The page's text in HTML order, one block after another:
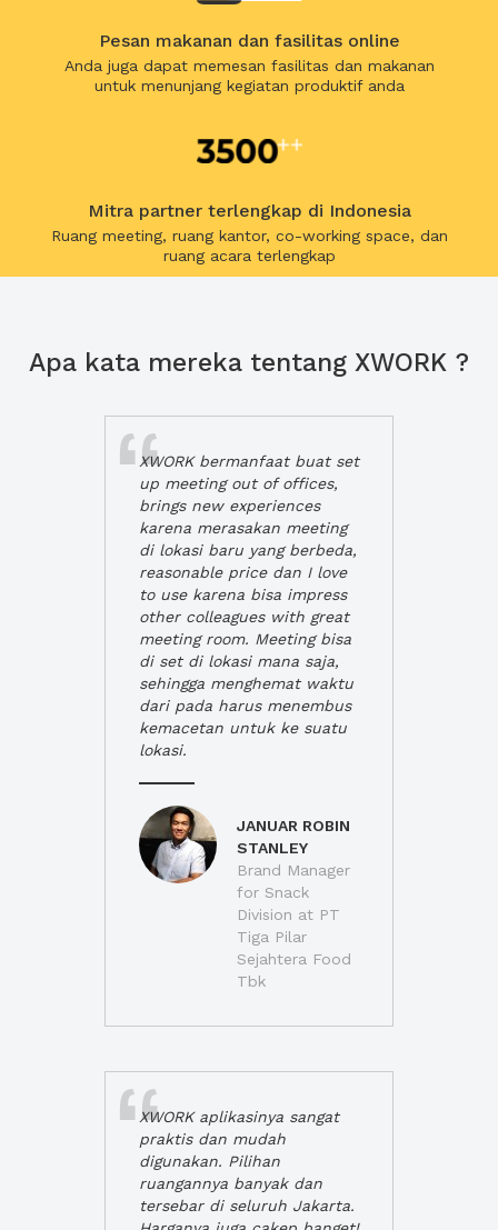
Pesan makanan dan fasilitas online
Anda juga dapat memesan fasilitas dan makanan
untuk menunjang kegiatan produktif anda
Mitra partner terlengkap di Indonesia
Ruang meeting, ruang kantor, co-working space, dan
ruang acara terlengkap
Apa kata mereka tentang XWORK ?
XWORK bermanfaat buat set
up meeting out of offices,
brings new experiences
karena merasakan meeting
di lokasi baru yang berbeda,
reasonable price dan I love
to use karena bisa impress
other colleagues with great
meeting room. Meeting bisa
di set di lokasi mana saja,
sehingga menghemat waktu
dari pada harus menembus
kemacetan untuk ke suatu
lokasi.
JANUAR ROBIN
STANLEY
Brand Manager
for Snack
Division at PT
Tiga Pilar
Sejahtera Food
Tbk
XWORK aplikasinya sangat
praktis dan mudah
digunakan. Pilihan
ruangannya banyak dan
tersebar di seluruh Jakarta.